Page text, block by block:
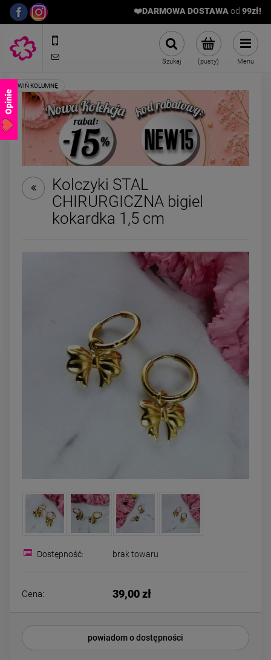
❤️DARMOWA DOSTAWA od 99zł!
sklep@stalowelove.com.pl (pusty)
Szukaj Menu
Kolczyki STAL
CHIRURGICZNA bigiel
DO KOSZYKA
Bransoletka srebrna STAL
CHIRURGICZNA
Kolczyki STAL
CHIRURGICZNA bigiel
kokardka 1,5 cm
Dostępność: brak towaru
Cena: 39,00 zł
powiadom o dostępności
Opinie